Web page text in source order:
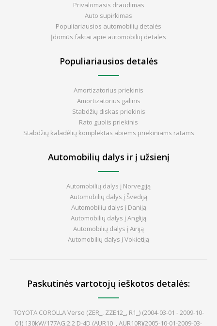
Privalomasis draudimas
Auto supirkimas
Populiariausios automobilių detalės
Įdomūs faktai apie automobilių detales
Populiariausios detalės
Amortizatorius priekinis
Amortizatorius galinis
Stabdžių diskas priekinis
Rato guolis priekinis
Stabdžių kaladėlių komplektas abiems priekiniams ratams
Automobilių dalys ir į užsienį
Automobilių dalys į Norvegiją
Automobilių dalys į Švediją
Automobilių dalys į Daniją
Automobilių dalys į Angliją
Automobilių dalys į Airiją
Automobilių dalys į Vokietiją
Paskutinės vartotojų ieškotos detalės:
TOYOTA COROLLA Verso (ZER_, ZZE12_, R1_) (2004-03-01 - 2009-10-
01) 130kW/177AG;2.2 D-4D (AUR10_, AUR10R)(2005-10-01-2009-03-